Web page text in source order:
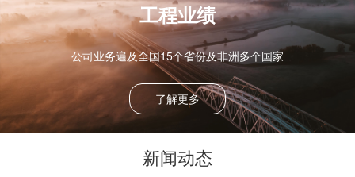
工程业绩
公司业务遍及全国15个省份及非洲多个国家
了解更多
新闻动态